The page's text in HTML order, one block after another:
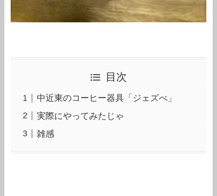
目次
中近東のコーヒー器具「ジェズべ」
実際にやってみたじゃ
雑感